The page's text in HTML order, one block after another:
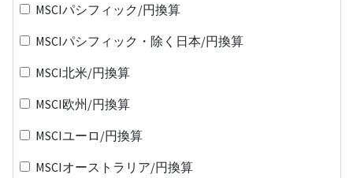
MSCIパシフィック/円換算
MSCIパシフィック・除く日本/円換算
MSCI北米/円換算
MSCI欧州/円換算
MSCIユーロ/円換算
MSCIオーストラリア/円換算